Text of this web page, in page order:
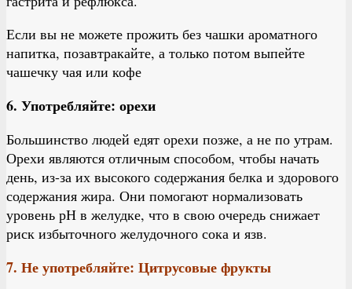
Если вы не можете прожить без чашки ароматного
напитка, позавтракайте, а только потом выпейте
чашечку чая или кофе
6. Употребляйте: орехи
Большинство людей едят орехи позже, а не по утрам.
Орехи являются отличным способом, чтобы начать
день, из-за их высокого содержания белка и здорового
содержания жира. Они помогают нормализовать
уровень рН в желудке, что в свою очередь снижает
риск избыточного желудочного сока и язв.
7. Не употребляйте: Цитрусовые фрукты